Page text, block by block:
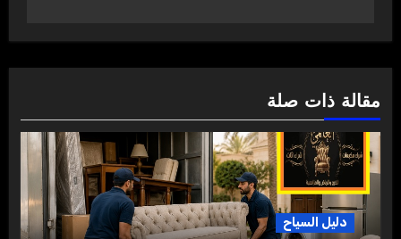
مقالة ذات صلة
دليل السياح